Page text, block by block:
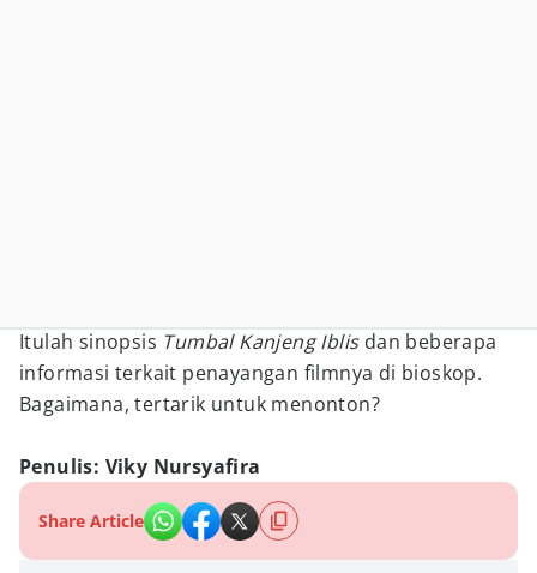
Itulah sinopsis Tumbal Kanjeng Iblis dan beberapa
informasi terkait penayangan filmnya di bioskop.
Bagaimana, tertarik untuk menonton?
Penulis: Viky Nursyafira
Share Article